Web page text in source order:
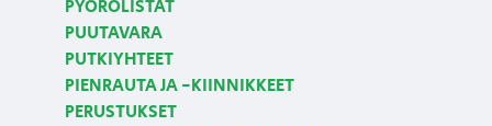
PYÖRÖLISTAT
PUUTAVARA
PUTKIYHTEET
PIENRAUTA JA -KIINNIKKEET
PERUSTUKSET